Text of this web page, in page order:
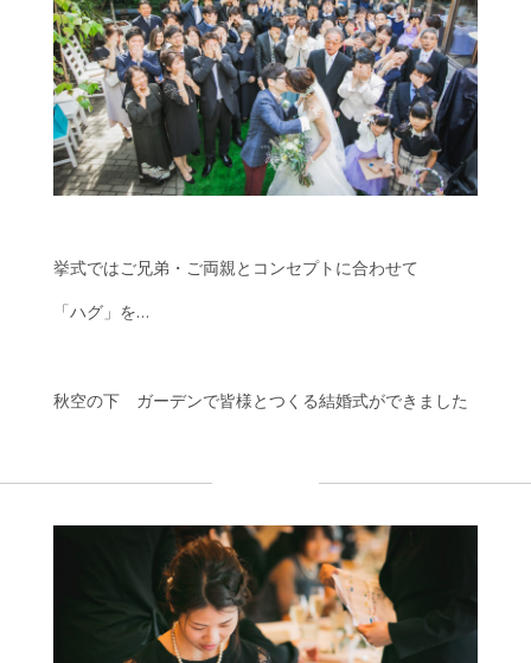
挙式ではご兄弟・ご両親とコンセプトに合わせて
「ハグ」を…
秋空の下 ガーデンで皆様とつくる結婚式ができました